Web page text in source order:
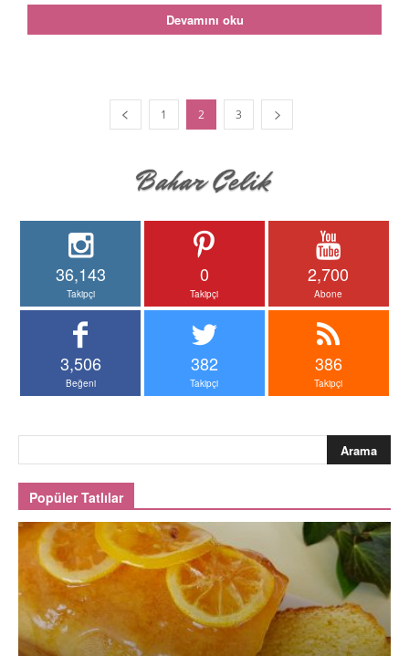
Devamını oku
1 2 3
36,143
Takipçi
0
Takipçi
2,700
Abone
3,506
Beğeni
382
Takipçi
386
Takipçi
Popüler Tatlılar